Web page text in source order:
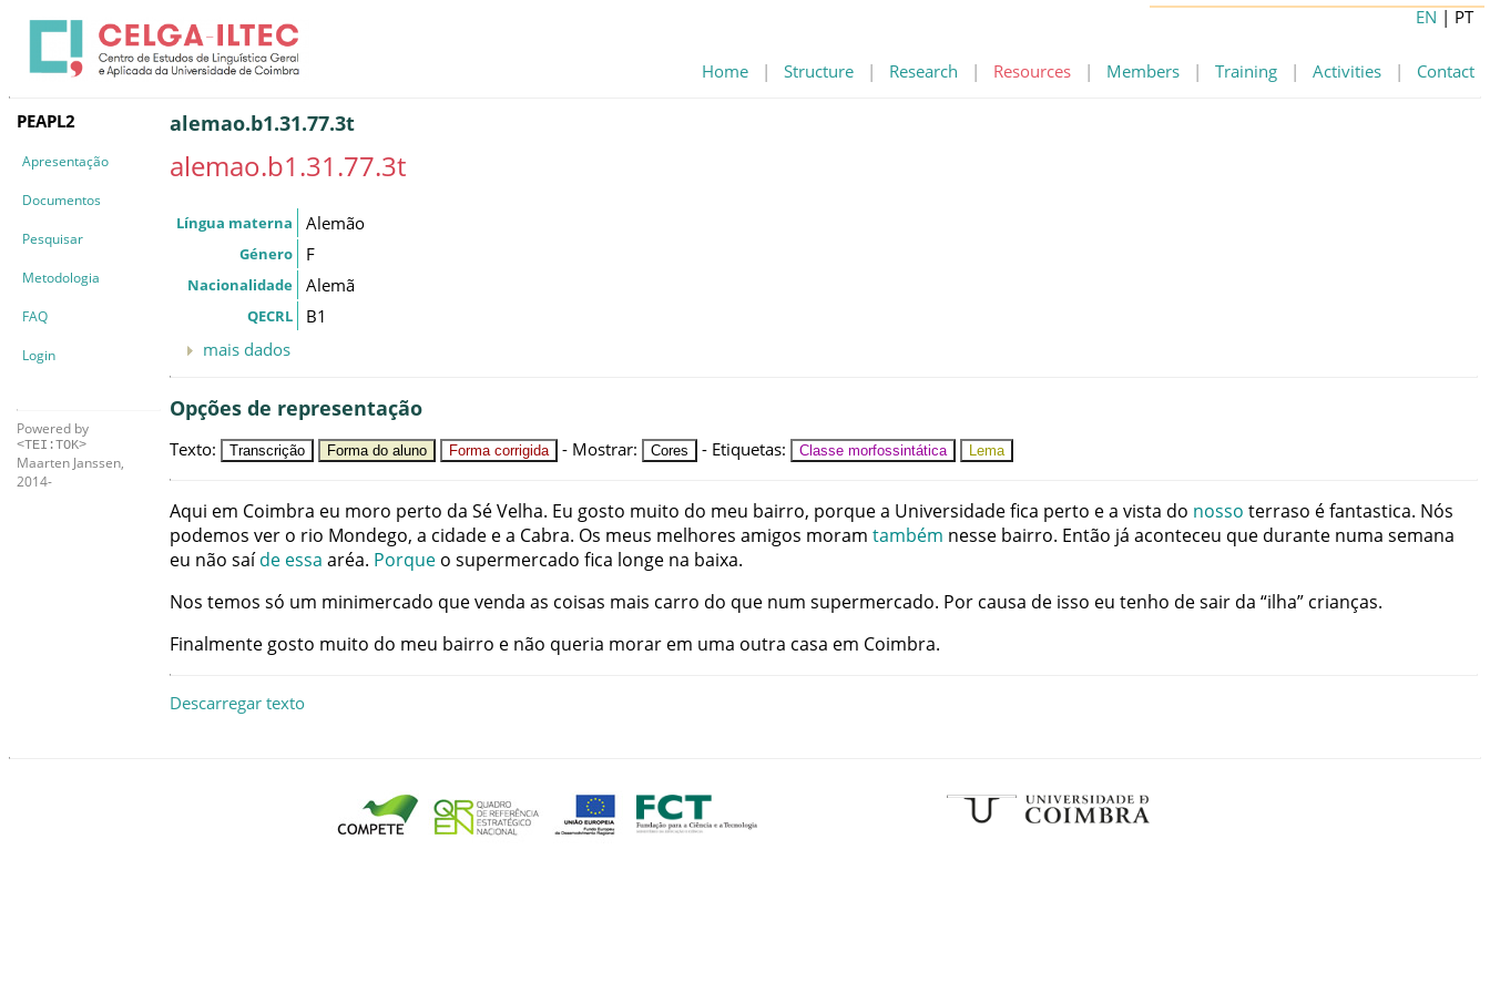
Home | Structure | Research | Resources | Members | Training | Activities | Contact
EN | PT
PEAPL2
Apresentação
Documentos
Pesquisar
Metodologia
FAQ
Login
Powered by
<TEI:TOK>
Maarten Janssen,
2014-
alemao.b1.31.77.3t
alemao.b1.31.77.3t
Língua materna Alemão
Género F
Nacionalidade Alemã
QECRL
B1
mais dados
Opções de representação
Texto: Transcrição Forma do aluno Forma corrigida - Mostrar: Cores - Etiquetas: Classe morfossintática Lema
Aqui em Coimbra eu moro perto da Sé Velha. Eu gosto muito do meu bairro, porquea Universidadefica perto ea vista do nosso terraso éfantastica. Nós
podemos ver o rio Mondego, a cidade ea Cabra. Os meus melhores amigos moram também nesse bairro. Então já aconteceu que durante numa semana
eu não saí de essa aréa. Porque o supermercado fica longe na baixa.
Nos temos só um minimercado quevenda as coisas mais carro do que num supermercado. Por causa de isso eu tenho desair da “ilha” crianças.
Finalmente gosto muito do meu bairro e não queria morar em uma outra casa em Coimbra.
Descarregar texto